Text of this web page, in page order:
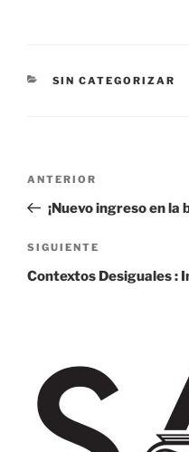
CATEGORÍAS
SIN CATEGORIZAR
entradas
Entrada
anterior:
ANTERIOR
¡Nuevo ingreso en la
Siguiente
entrada
SIGUIENTE
Contextos Desiguales :